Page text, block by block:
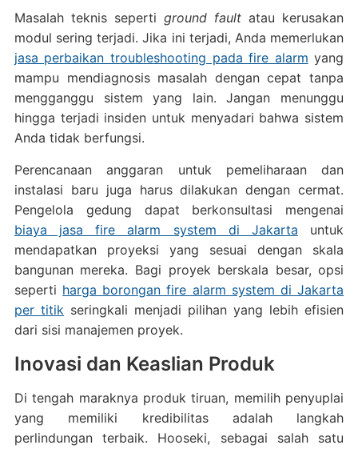
Masalah teknis seperti ground fault atau kerusakan
modul sering terjadi. Jika ini terjadi, Anda memerlukan
jasa perbaikan troubleshooting pada fire alarm yang
mampu mendiagnosis masalah dengan cepat tanpa
mengganggu sistem yang lain. Jangan menunggu
hingga terjadi insiden untuk menyadari bahwa sistem
Anda tidak berfungsi.
Perencanaan anggaran untuk pemeliharaan dan
instalasi baru juga harus dilakukan dengan cermat.
Pengelola gedung dapat berkonsultasi mengenai
biaya jasa fire alarm system di Jakarta untuk
mendapatkan proyeksi yang sesuai dengan skala
bangunan mereka. Bagi proyek berskala besar, opsi
seperti harga borongan fire alarm system di Jakarta
per titikseringkali menjadi pilihan yang lebih efisien
dari sisi manajemen proyek.
Inovasi dan Keaslian Produk
Di tengah maraknya produk tiruan, memilih penyuplai
yang memiliki kredibilitas adalah langkah
perlindungan terbaik. Hooseki, sebagai salah satu